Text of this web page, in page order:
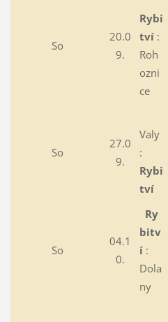
So
20.0
9.
Rybi
tví :
Roh
ozni
ce
So
27.0
9.
Valy
:
Rybi
tví
So
04.1
0.
Ry
bitv
í :
Dola
ny